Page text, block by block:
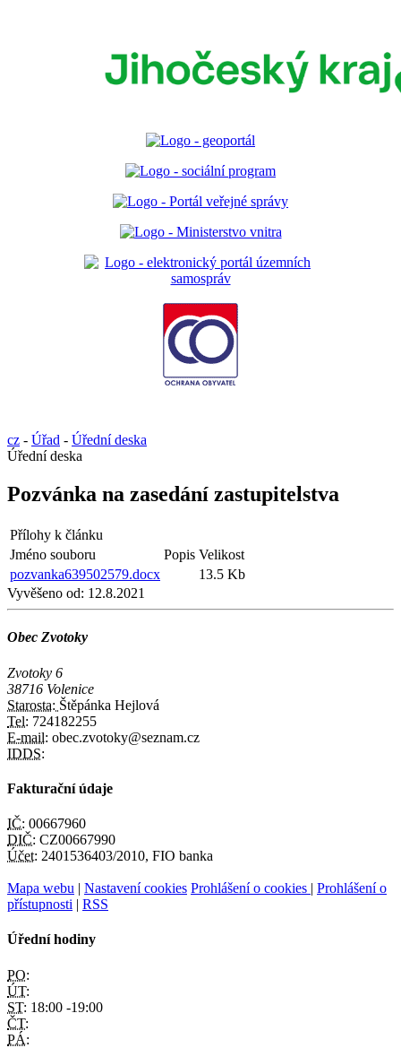
cz - Úřad - Úřední deska
Úřední deska
Pozvánka na zasedání zastupitelstva
Přílohy k článku
Jméno souboru
Popis Velikost
pozvanka639502579.docx
13.5 Kb
Vyvěšeno od: 12.8.2021
Obec Zvotoky
Zvotoky 6
38716 Volenice
Starosta: Štěpánka Hejlová
Tel: 724182255
E-mail: obec.zvotoky@seznam.cz
IDDS:
Fakturační údaje
IČ: 00667960
DIČ: CZ00667990
Účet: 2401536403/2010, FIO banka
Mapa webu | Nastavení cookies Prohlášení o cookies | Prohlášení o
přístupnosti | RSS
Úřední hodiny
PO:
ÚT:
ST: 18:00 -19:00
ČT:
PÁ: